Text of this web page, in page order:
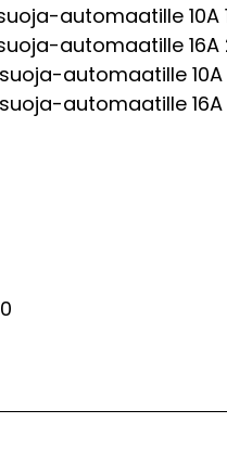
automaatille 10A
automaatille 16A
automaatille 10A
automaatille 16A